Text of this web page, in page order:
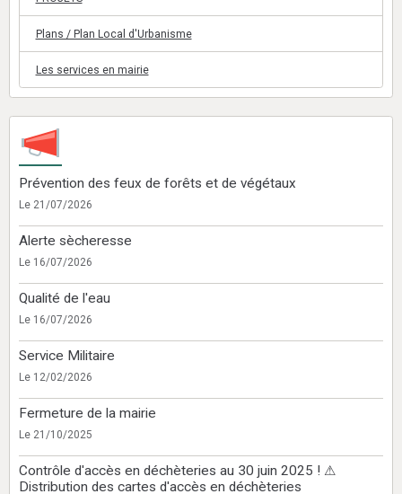
Plans / Plan Local d'Urbanisme
Les services en mairie
Prévention des feux de forêts et de végétaux
Le 21/07/2026
Alerte sècheresse
Le 16/07/2026
Qualité de l'eau
Le 16/07/2026
Service Militaire
Le 12/02/2026
Fermeture de la mairie
Le 21/10/2025
Contrôle d'accès en déchèteries au 30 juin 2025 ! ⚠
Distribution des cartes d'accès en déchèteries